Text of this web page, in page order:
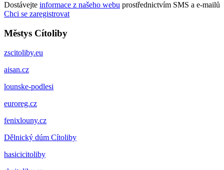
Dostávejte informace z našeho webu prostřednictvím SMS a e-mailů
Chci se zaregistrovat
Městys Cítoliby
zscitoliby.eu
aisan.cz
lounske-podlesi
euroreg.cz
fenixlouny.cz
Dělnický dúm Cítoliby
hasicicitoliby